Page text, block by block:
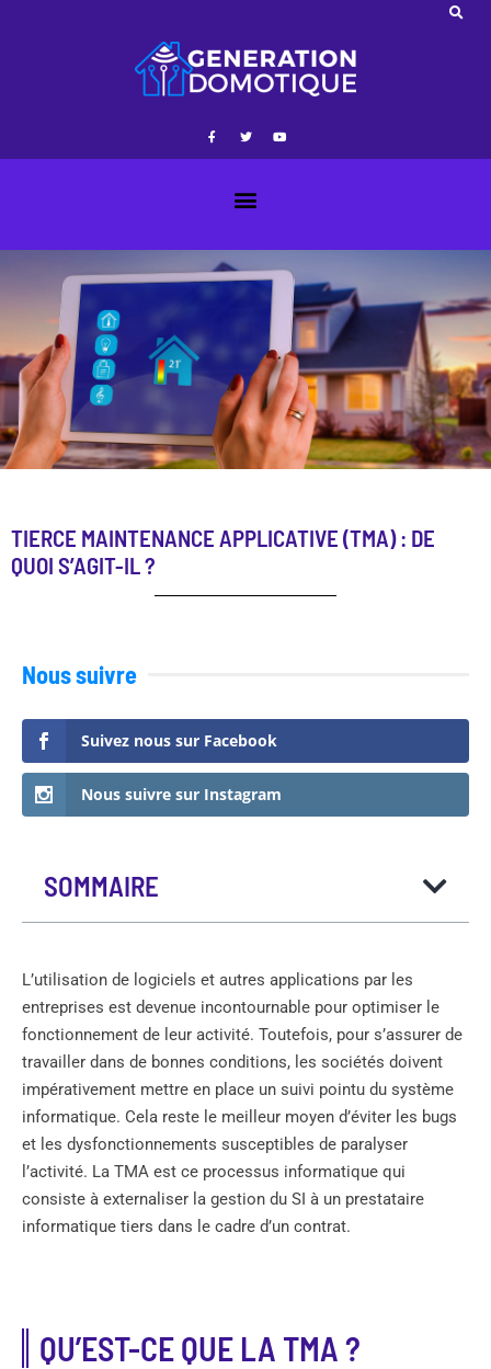
TIERCE MAINTENANCE APPLICATIVE (TMA) : DE
QUOI S’AGIT-IL ?
Nous suivre
Suivez nous sur Facebook
Nous suivre sur Instagram
SOMMAIRE
L’utilisation de logiciels et autres applications par les
entreprises est devenue incontournable pour optimiser le
fonctionnement de leur activité. Toutefois, pour s’assurer de
travailler dans de bonnes conditions, les sociétés doivent
impérativement mettre en place un suivi pointu du système
informatique. Cela reste le meilleur moyen d’éviter les bugs
et les dysfonctionnements susceptibles de paralyser
l’activité. La TMA est ce processus informatique qui
consiste à externaliser la gestion du SI à un prestataire
informatique tiers dans le cadre d’un contrat.
QU’EST-CE QUE LA TMA ?